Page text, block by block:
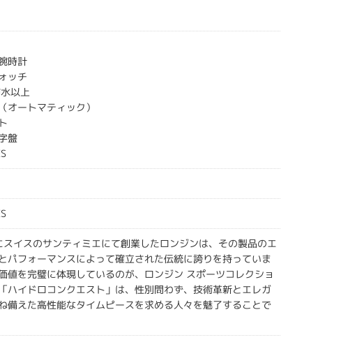
時計
ッチ
以上
オートマティック）
盤
イスのサンティミエにて創業したロンジンは、その製品のエ
パフォーマンスによって確立された伝統に誇りを持っていま
値を完璧に体現しているのが、ロンジン スポーツコレクショ
ハイドロコンクエスト」は、性別問わず、技術革新とエレガ
備えた高性能なタイムピースを求める人々を魅了することで